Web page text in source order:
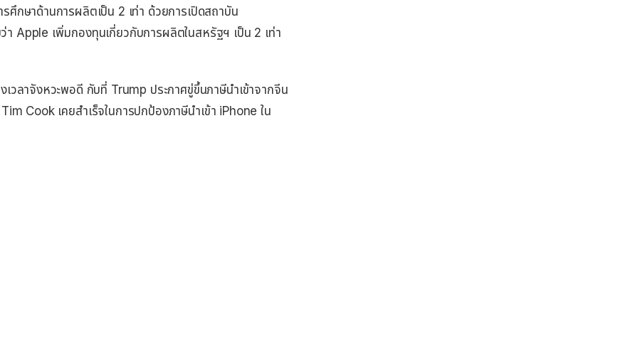
ศึกษาด้านการผลิตเป็น 2 เท่า ด้วยการเปิดสถาบัน
า Apple เพิ่มกองทุนเกี่ยวกับการผลิตในสหรัฐฯ​ เป็น 2 เท่า
วลาจังหวะพอดี กับที่ Trump ประกาศขู่ขึ้นภาษีนำเข้าจากจีน
Cook เคยสำเร็จในการปกป้องภาษีนำเข้า iPhone ใน